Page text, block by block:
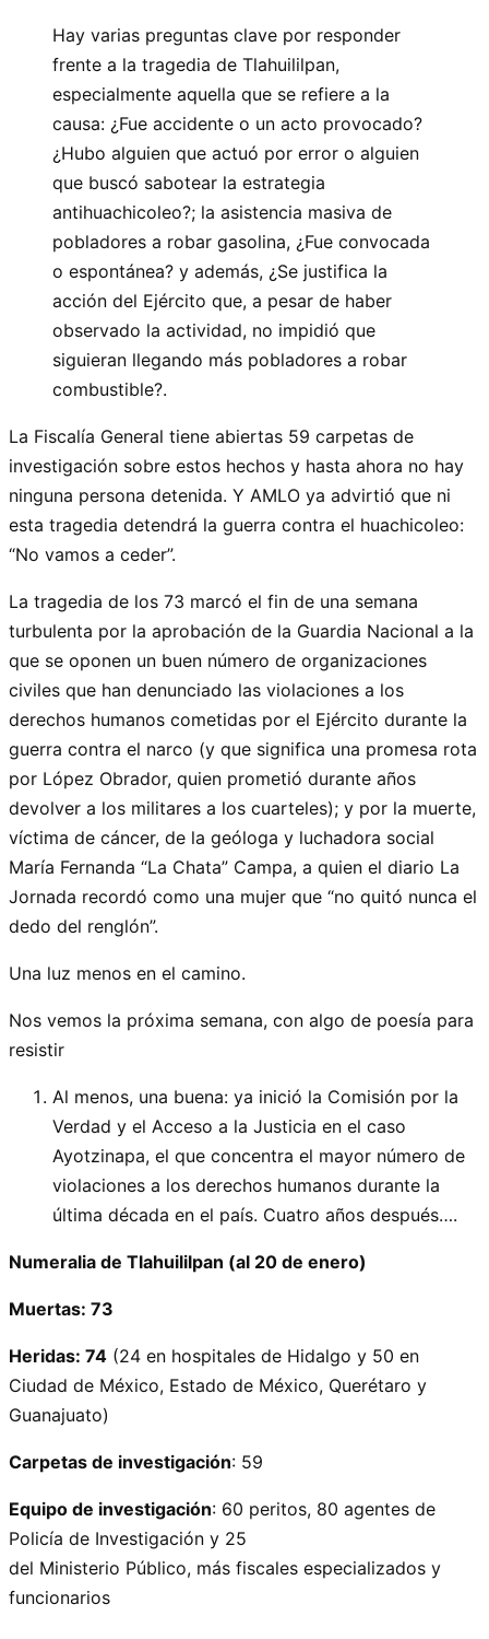
Hay varias preguntas clave por responder
frente a la tragedia de Tlahuililpan,
especialmente aquella que se refiere a la
causa: ¿Fue accidente o un acto provocado?
¿Hubo alguien que actuó por error o alguien
que buscó sabotear la estrategia
antihuachicoleo?; la asistencia masiva de
pobladores a robar gasolina, ¿Fue convocada
o espontánea? y además, ¿Se justifica la
acción del Ejército que, a pesar de haber
observado la actividad, no impidió que
siguieran llegando más pobladores a robar
combustible?.
La Fiscalía General tiene abiertas 59 carpetas de
investigación sobre estos hechos y hasta ahora no hay
ninguna persona detenida. Y AMLO ya advirtió que ni
esta tragedia detendrá la guerra contra el huachicoleo:
“No vamos a ceder”.
La tragedia de los 73 marcó el fin de una semana
turbulenta por la aprobación de la Guardia Nacional a la
que se oponen un buen número de organizaciones
civiles que han denunciado las violaciones a los
derechos humanos cometidas por el Ejército durante la
guerra contra el narco (y que significa una promesa rota
por López Obrador, quien prometió durante años
devolver a los militares a los cuarteles); y por la muerte,
víctima de cáncer, de la geóloga y luchadora social
María Fernanda “La Chata” Campa, a quien el diario La
Jornada recordó como una mujer que “no quitó nunca el
dedo del renglón”.
Una luz menos en el camino.
Nos vemos la próxima semana, con algo de poesía para
resistir
Al menos, una buena: ya inició la Comisión por la
Verdad y el Acceso a la Justicia en el caso
Ayotzinapa, el que concentra el mayor número de
violaciones a los derechos humanos durante la
última década en el país. Cuatro años después….
Numeralia de Tlahuililpan (al 20 de enero)
Muertas: 73
Heridas: 74 (24 en hospitales de Hidalgo y 50 en
Ciudad de México, Estado de México, Querétaro y
Guanajuato)
Carpetas de investigación: 59
Equipo de investigación: 60 peritos, 80 agentes de
Policía de Investigación y 25
del Ministerio Público, más fiscales especializados y
funcionarios